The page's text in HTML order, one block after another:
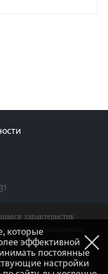
характеристик
информационный
офертой,
кодекса Российской
которые
эффективной
постоянные
настройки